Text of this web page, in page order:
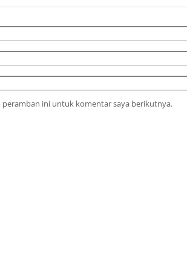
peramban ini untuk komentar saya berikutnya.